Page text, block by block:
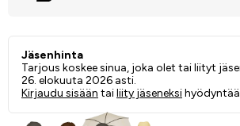
Jäsenhinta
Tarjous koskee sinua, joka olet tai liityt
26. elokuuta 2026 asti.
Kirjaudu sisään tailiity jäseneksi